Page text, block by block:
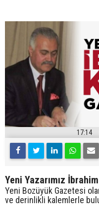
17:14
Yeni Yazarımız
Yeni Bozüyük Gazetesi
ve derinlikli kalemlerle